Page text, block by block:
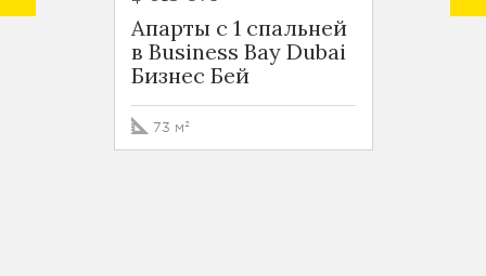
Апарты с 1 спальней
в Business Bay Dubai
Бизнес Бей
73 м²